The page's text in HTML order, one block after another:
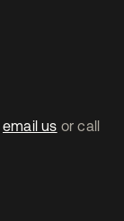
email us or call